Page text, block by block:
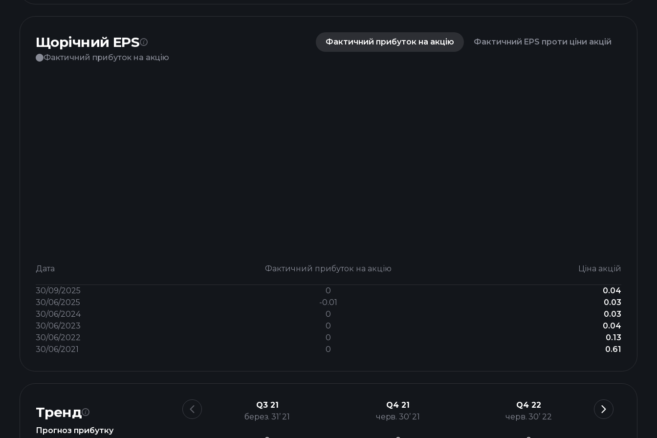
Щорічний EPS Фактичний прибуток на акцію
Фактичний EPS проти ціни акцій
Фактичний прибуток на акцію
Дата Фактичний прибуток на акцію Ціна акцій
30/09/2025 0
0.04
30/06/2025
-0.01
0.03
30/06/2024
0
0.03
30/06/2023
0
0.04
30/06/2022
0
0.13
30/06/2021
0 0.61
Тренд
Прогноз прибутку
Q3 21
берез. 31’ 21
Q4 21
черв. 30’ 21
Q4 22
черв. 30’ 22